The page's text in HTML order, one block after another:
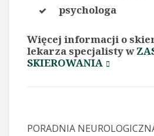
psychologa
Więcej informacji o
lekarza specjalisty w
SKIEROWANIA
PORADNIA